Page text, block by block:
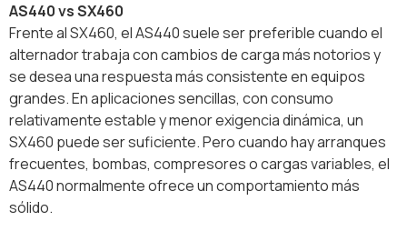
AS440 vs SX460
Frente al SX460, el AS440 suele ser preferible cuando el
alternador trabaja con cambios de carga más notorios y
se desea una respuesta más consistente en equipos
grandes. En aplicaciones sencillas, con consumo
relativamente estable y menor exigencia dinámica, un
SX460 puede ser suficiente. Pero cuando hay arranques
frecuentes, bombas, compresores o cargas variables, el
AS440 normalmente ofrece un comportamiento más
sólido.